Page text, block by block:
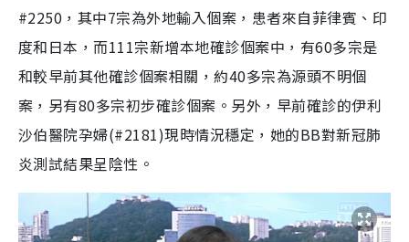
#2250 ，其中7宗為外地輸入個案，患者來自菲律賓、印
度和日本，而111宗新增本地確診個案中，有60多宗是
和較早前其他確診個案相關，約40多宗為源頭不明個
案，另有80多宗初步確診個案。另外，早前確診的伊利
沙伯醫院孕婦(#2181)現時情況穩定，她的BB對新冠肺
炎測試結果呈陰性。